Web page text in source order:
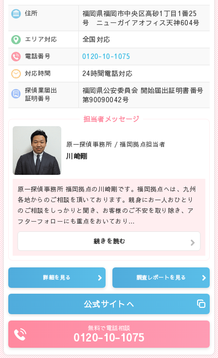
住所
福岡県福岡市中央区高砂1丁目1番25
号 ニューガイアオフィス天神604号
エリア対応 全国対応
電話番号 0120-10-1075
対応時間 24時間電話対応
探偵業届出
証明番号
福岡県公安委員会 開始届出証明書番号
第90090042号
担当者メッセージ
原一探偵事務所 / 福岡拠点担当者
川崎剛
原一探偵事務所 福岡拠点の川崎剛です。福岡拠点へは、九州
各地からのご相談を頂いております。親身にお一人おひとり
のご相談をしっかりと聞き、お客様のご不安を取り除き、ア
フターフォローにも重点をおいており…
続きを読む
詳細を見る 調査レポートを見る
公式サイトへ
無料で電話相談
0120-10-1075